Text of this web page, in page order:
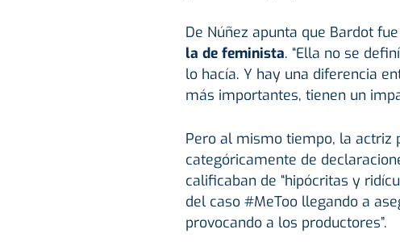
De Núñez apunta que Bardot
la de feminista. “Ella no se
lo hacía. Y hay una diferencia
más importantes, tienen un
Pero al mismo tiempo, la actriz
categóricamente de
calificaban de “hipócritas y
del caso #MeToo llegando a
provocando a los productores”.